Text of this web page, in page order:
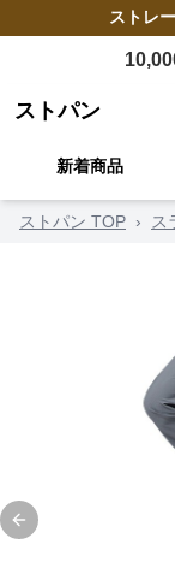
ストレ
ストパン
新着商品
ストパン TOP › ス
Previous slide